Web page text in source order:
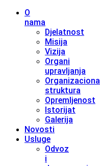
O
nama
Djelatnost
Misija
Vizija
Organi
upravljanja
Organizaciona
struktura
Opremljenost
Istorijat
Galerija
Novosti
Usluge
Odvoz
i